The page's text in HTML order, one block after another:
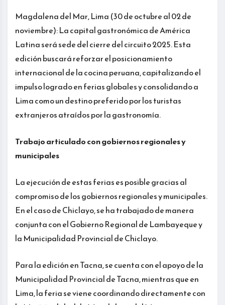
Magdalena del Mar, Lima (30 de octubre al 02 de
noviembre): La capital gastronómica de América
Latina será sede del cierre del circuito 2025. Esta
edición buscará reforzar el posicionamiento
internacional de la cocina peruana, capitalizando el
impulso logrado en ferias globales y consolidando a
Lima como un destino preferido por los turistas
extranjeros atraídos por la gastronomía.
Trabajo articulado con gobiernos regionales y
municipales
La ejecución de estas ferias es posible gracias al
compromiso de los gobiernos regionales y municipales.
En el caso de Chiclayo, se ha trabajado de manera
conjunta con el Gobierno Regional de Lambayeque y
la Municipalidad Provincial de Chiclayo.
Para la edición en Tacna, se cuenta con el apoyo de la
Municipalidad Provincial de Tacna, mientras que en
Lima, la feria se viene coordinando directamente con